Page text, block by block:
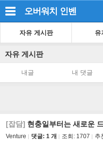
오버워치 인벤
자유 게시판 유
자유 게시판
내글 내 댓글
[잡담] 현충일부터는 새로운
Venture 댓글: 1 개 조회: 1707 추